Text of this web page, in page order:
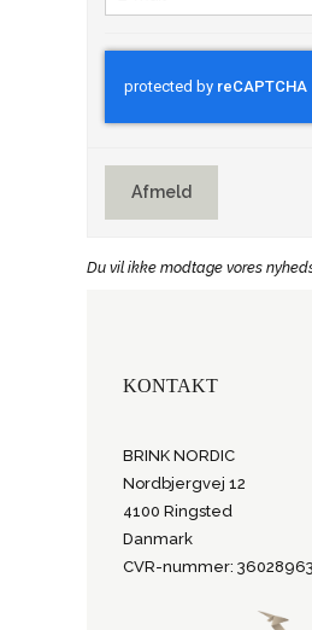
Afmeld
Du vil ikke modtage vores
KONTAKT
BRINK NORDIC
Nordbjergvej 12
4100 Ringsted
Danmark
CVR-nummer: 36028963